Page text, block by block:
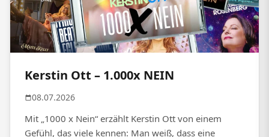
Kerstin Ott – 1.000x NEIN
08.07.2026
Mit „1000 x Nein“ erzählt Kerstin Ott von einem
Gefühl, das viele kennen: Man weiß, dass eine